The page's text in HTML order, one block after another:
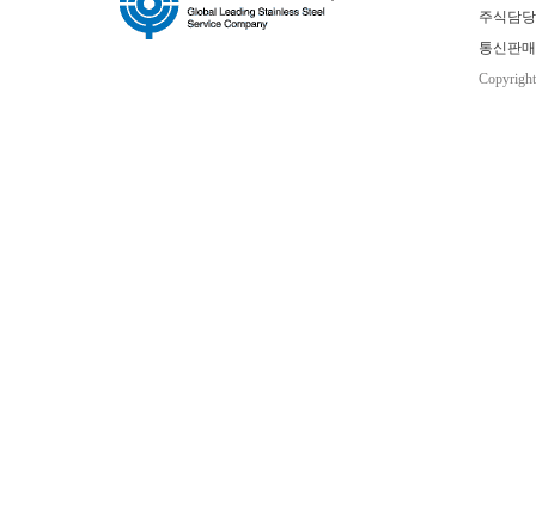
주식담
통신판